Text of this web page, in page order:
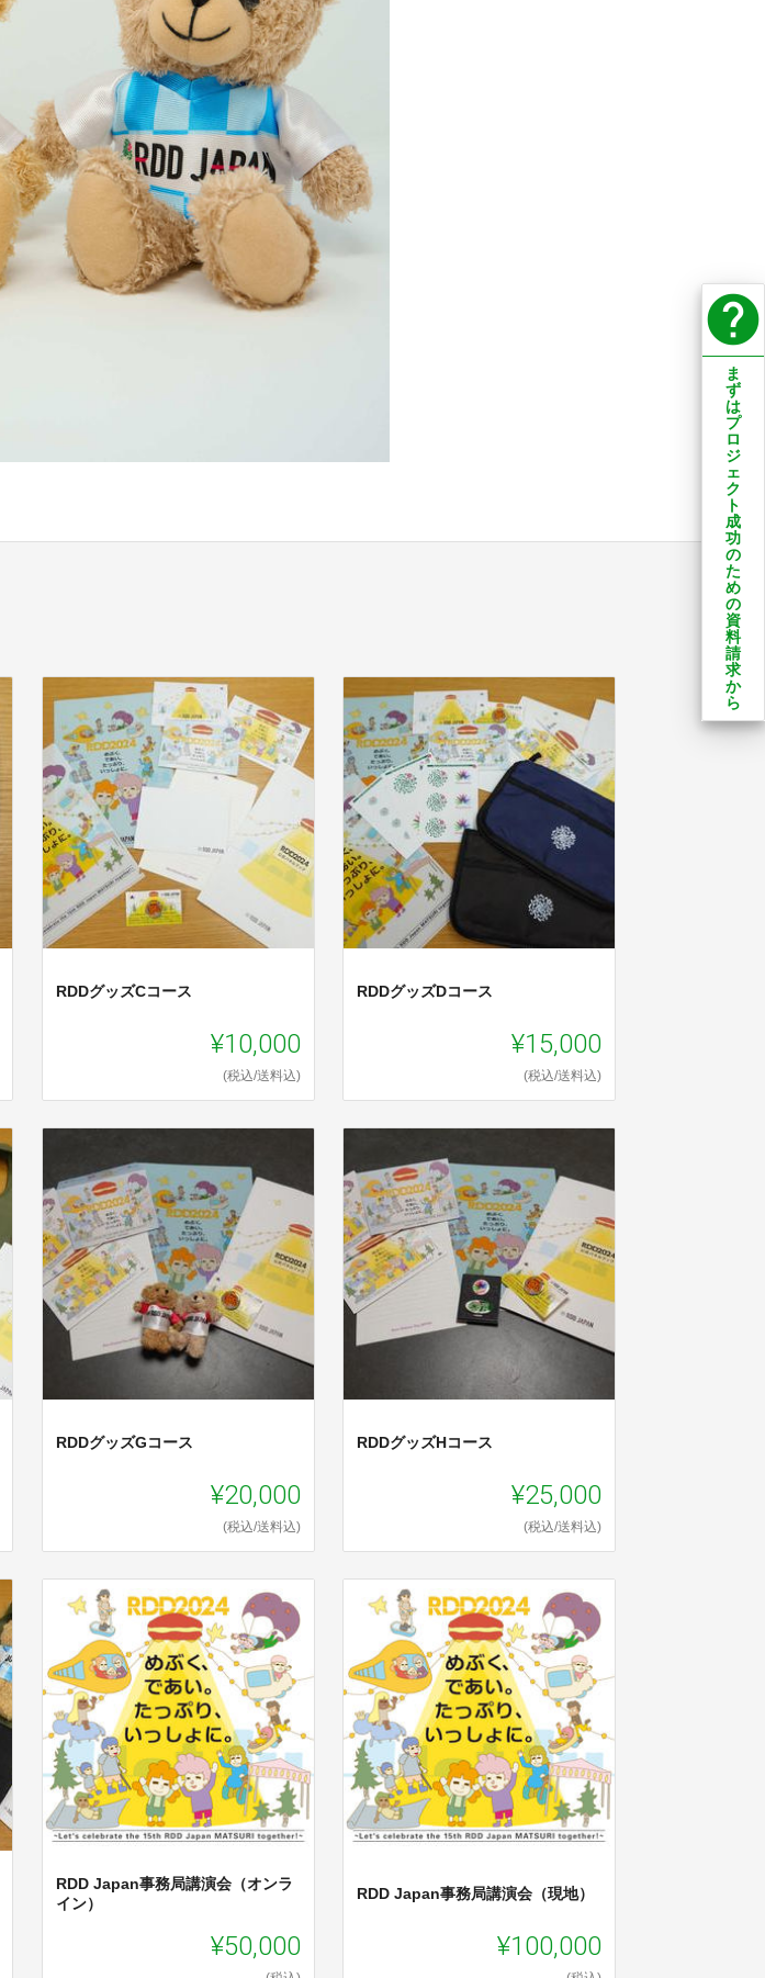
RDDグッズCコース
¥10,000
(税込/送料込)
RDDグッズDコース
¥15,000
(税込/送料込)
RDDグッズGコース
¥20,000
(税込/送料込)
RDDグッズHコース
¥25,000
(税込/送料込)
RDD Japan事務局講演会（オンラ
イン）
¥50,000
RDD Japan事務局講演会（現地）
¥100,000
help
ま
ず
は
プ
ロ
ジ
ェ
ク
ト
成
功
の
た
め
の
資
料
請
求
か
ら